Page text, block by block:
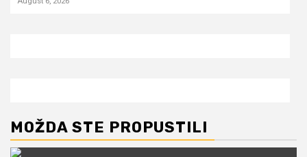
MOŽDA STE PROPUSTILI